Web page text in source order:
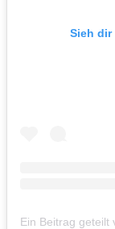
Sieh dir